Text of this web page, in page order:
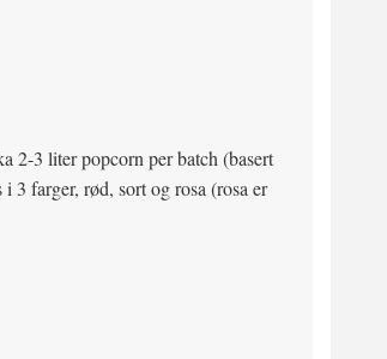
2-3 liter popcorn per batch (basert
3 farger, rød, sort og rosa (rosa er